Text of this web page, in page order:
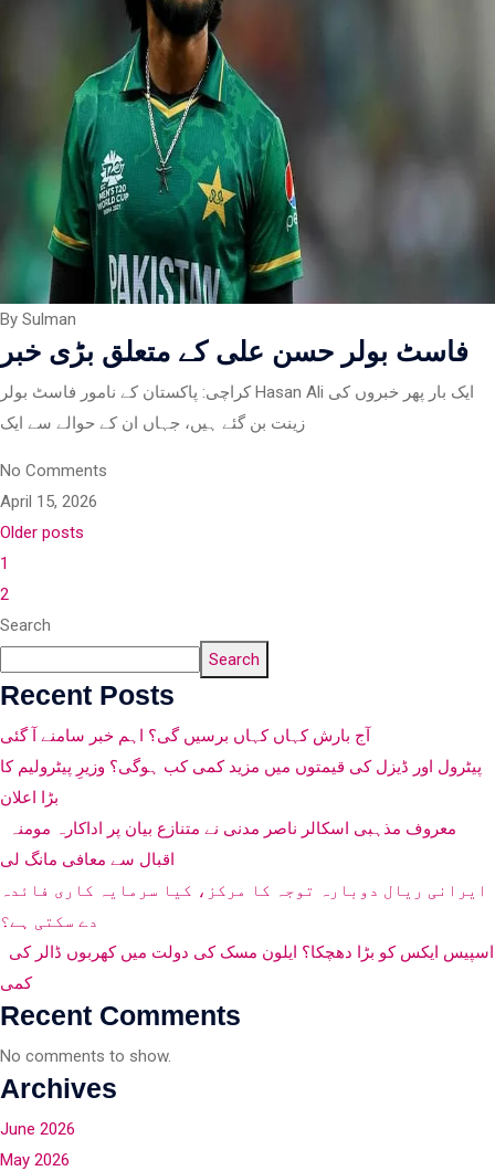
By Sulman
فاسٹ بولر حسن علی کے متعلق بڑی خبر
کراچی: پاکستان کے نامور فاسٹ بولر Hasan Ali ایک بار پھر خبروں کی
زینت بن گئے ہیں، جہاں ان کے حوالے سے ایک
No Comments
April 15, 2026
Older posts
1
2
Search
Search
Recent Posts
آج بارش کہاں کہاں برسیں گی؟ اہم خبر سامنے آ گئی
پیٹرول اور ڈیزل کی قیمتوں میں مزید کمی کب ہوگی؟ وزیرِ پیٹرولیم کا
بڑا اعلان
اقبال سے معافی مانگ لی
ایرانی ریال دوبارہ توجہ کا مرکز، کیا سرمایہ کاری فائدہ
دے سکتی ہے؟
کمی
Recent Comments
No comments to show.
Archives
June 2026
May 2026